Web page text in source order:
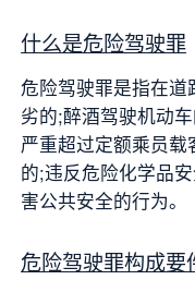
什么是危险驾驶罪
危险驾驶罪是指在
劣的;醉酒驾驶机动
严重超过定额乘员
的;违反危险化学品
害公共安全的行为。
危险驾驶罪构成要